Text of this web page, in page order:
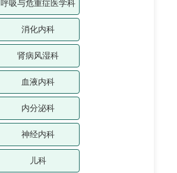
呼吸与危重症医学科
消化内科
肾病风湿科
血液内科
内分泌科
神经内科
儿科